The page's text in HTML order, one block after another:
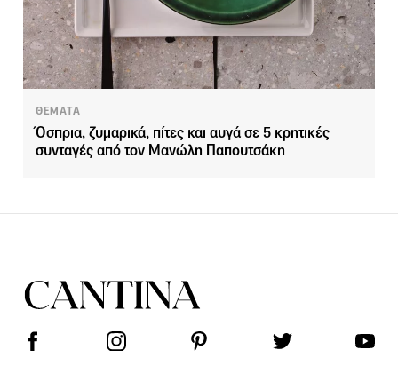
ΘΕΜΑΤΑ
Όσπρια, ζυμαρικά, πίτες και αυγά σε 5 κρητικές
συνταγές από τον Μανώλη Παπουτσάκη